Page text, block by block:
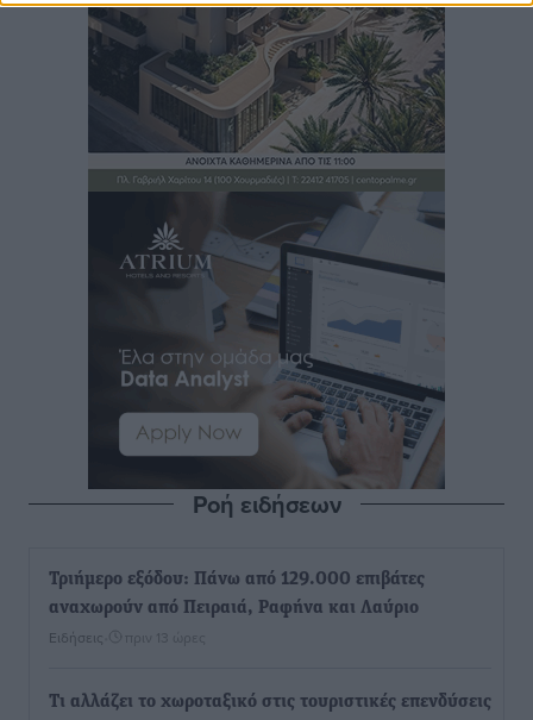
Ροή ειδήσεων
Τριήμερο εξόδου: Πάνω από 129.000 επιβάτες
αναχωρούν από Πειραιά, Ραφήνα και Λαύριο
Ειδήσεις πριν 13 ώρες
Τι αλλάζει το χωροταξικό στις τουριστικές επενδύσεις